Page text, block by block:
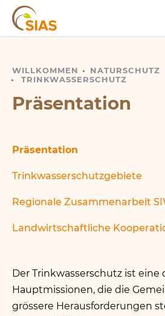
Deutsch
WILLKOMMEN
NATURSCHUTZ
TRINKWASSERSCHUTZ
PRÄSENTATION
Präsentation
Präsentation
Trinkwasserschutzgebiete
Regionale Zusammenarbeit
Landwirtschaftliche
Der Trinkwasserschutz ist eine
Hauptmissionen, die die
grössere Herausforderungen